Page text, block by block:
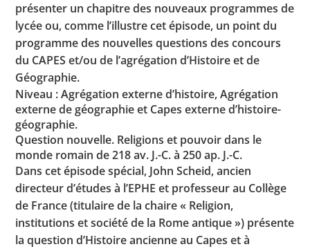
présenter un chapitre des nouveaux programmes de
lycée ou, comme l’illustre cet épisode, un point du
programme des nouvelles questions des concours
du CAPES et/ou de l’agrégation d’Histoire et de
Géographie.
Niveau : Agrégation externe d’histoire, Agrégation
externe de géographie et Capes externe d’histoire-
géographie.
Question nouvelle. Religions et pouvoir dans le
monde romain de 218 av. J.-C. à 250 ap. J.-C.
Dans cet épisode spécial, John Scheid, ancien
directeur d’études à l’EPHE et professeur au Collège
de France (titulaire de la chaire « Religion,
institutions et société de la Rome antique ») présente
la question d’Histoire ancienne au Capes et à